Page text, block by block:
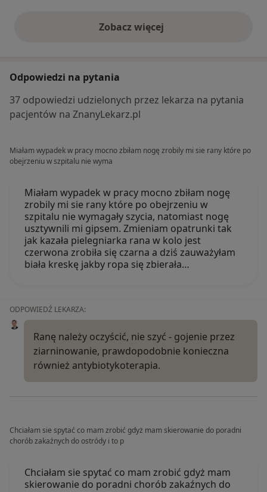
Zobacz więcejopinie powyżej
Odpowiedzi na pytania
37 odpowiedzi udzielonych przez lekarza na pytania
pacjentów na ZnanyLekarz.pl
Miałam wypadek w pracy mocno zbiłam nogę zrobily mi sie rany które po
obejrzeniu w szpitalu nie wyma
Miałam wypadek w pracy mocno zbiłam nogę
zrobily mi sie rany które po obejrzeniu w
szpitalu nie wymagały szycia, natomiast nogę
usztywnili mi gipsem. Zmieniam opatrunki tak
jak kazała pielegniarka rana w kolo jest
czerwona zrobiła się czarna a dziś zauważyłam
biała kreskę jakby ropa się zbierała…
ODPOWIEDŹ LEKARZA:
Ranę należy oczyścić, nie szyć - gojenie przez
ziarninowanie, prawdopodobnie konieczna
również antybiotykoterapia.
Chciałam sie spytać co mam zrobić gdyż mam skierowanie do poradni
chorób zakaźnych do ostródy i to p
Chciałam sie spytać co mam zrobić gdyż mam
skierowanie do poradni chorób zakaźnych do